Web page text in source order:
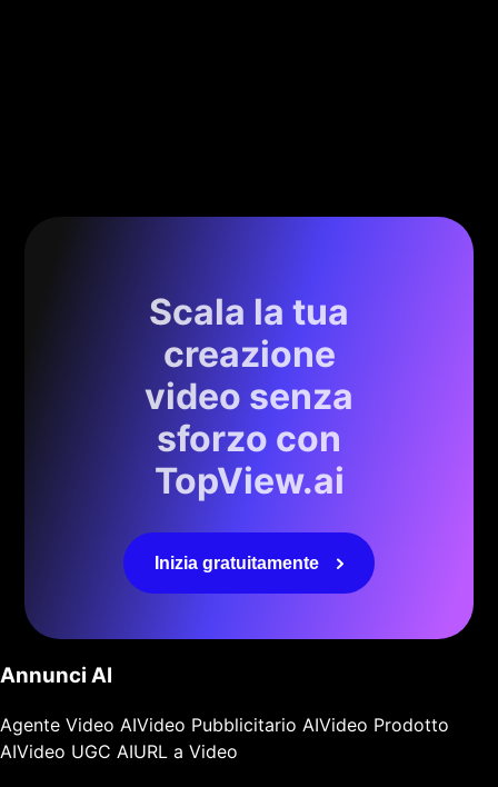
Scala la tua
creazione
video senza
sforzo con
TopView.ai
Inizia gratuitamente
Annunci AI
Agente Video AIVideo Pubblicitario AIVideo Prodotto
AIVideo UGC AIURL a Video